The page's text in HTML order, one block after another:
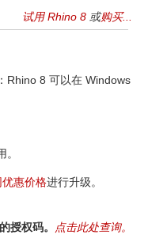
试用 Rhino 8 或购买...
Rhino 8 可以在 Windows
优惠价格进行升级。
授权码。 点击此处查询。